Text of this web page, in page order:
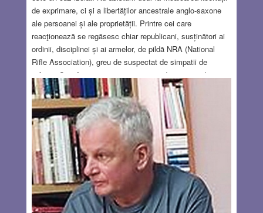
de exprimare, ci și a libertăților ancestrale anglo-saxone
ale persoanei și ale proprietății. Printre cei care
reacţionează se regăsesc chiar republicani, susținători ai
ordinii, disciplinei și ai armelor, de pildă NRA (National
Rifle Association), greu de suspectat de simpatii de
stânga. Și ei încep să perceapă că nu doar cei etichetați
drept „imigranți ilegali” sunt vizați, ci întreaga societate
liberă americană, pentru că despre niciun trecător nu mai
poți ști exact cine este. Libertatea înseamnă tocmai
acceptarea acestei necunoașteri. ICE (United States
Immigration and Customs Enforcement) s-a transformat
într-o structură coercitivă violentă.
Read more…
FEB 5, 2026 66 COMMENTS